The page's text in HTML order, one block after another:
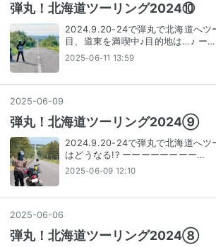
弾丸！北海道ツーリング2024⑩
2024.9.20-24で弾丸で北海道へツ
目、道東を満喫中♪目的地は…♪ ー…
2025-06-11 13:59
2025-06-09
弾丸！北海道ツーリング2024⑨
2024.9.20-24で弾丸で北海道へツ
はどうなる!? ーーーーーーーー…
2025-06-09 12:10
2025-06-06
弾丸！北海道ツーリング2024⑧